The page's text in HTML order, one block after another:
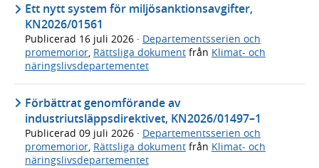
Ett nytt system för miljösanktionsavgifter,
KN2026/01561
Publicerad 16 juli 2026 · Departementsserien och
promemorior, Rättsliga dokument från Klimat- och
näringslivsdepartementet
Förbättrat genomförande av
industriutsläppsdirektivet, KN2026/01497–1
Publicerad 09 juli 2026 · Departementsserien och
promemorior, Rättsliga dokument från Klimat- och
näringslivsdepartementet